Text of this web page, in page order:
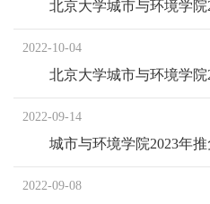
北京大学城市与环境学院
研究生招生说明
2022-10-04
北京大学城市与环境学院
研究生招生说明
2022-09-14
城市与环境学院2023年
2022-09-08